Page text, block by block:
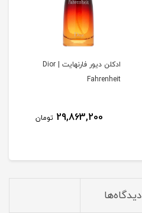
ادکلن دیور فارنهایت | Dior
Fahrenheit
29,863,200 تومان
دیدگاه‌ها